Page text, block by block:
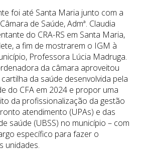
foi até Santa Maria junto com a
de Saúde, Admª. Claudia
do CRA-RS em Santa Maria,
a fim de mostrarem o IGM à
Professora Lúcia Madruga.
da câmara aproveitou
da saúde desenvolvida pela
do CFA em 2024 e propor uma
da profissionalização da gestão
atendimento (UPAs) e das
saúde (UBSS) no município – com
específico para fazer o
unidades.